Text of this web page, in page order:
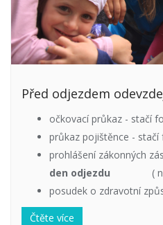
Před odjezdem
očkovací průkaz - stačí
průkaz pojištěnce -
prohlášení zákonných
den odjezdu (
posudek o zdravotní
Čtěte více